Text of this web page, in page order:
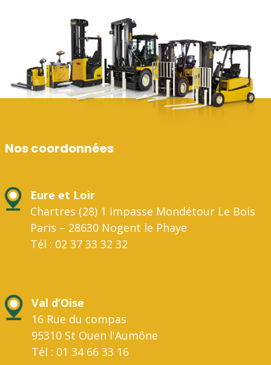
Nos coordonnées
Eure et Loir
Chartres (28) 1 impasse Mondétour Le Bois
Paris – 28630 Nogent le Phaye
Tél : 02 37 33 32 32
Val d’Oise
16 Rue du compas
95310 St Ouen l'Aumône
Tél : 01 34 66 33 16